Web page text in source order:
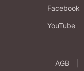
Facebook
YouTube
AGB